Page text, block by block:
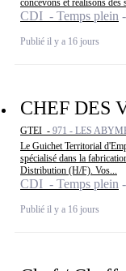
concevons et réalisons des
CDI - Temps plein
Publié il y a 16 jours
CHEF DES
GTEI - 971 - LES
Le Guichet Territorial
spécialisé dans la
Distribution (H/F). Vos...
CDI - Temps plein
Publié il y a 16 jours